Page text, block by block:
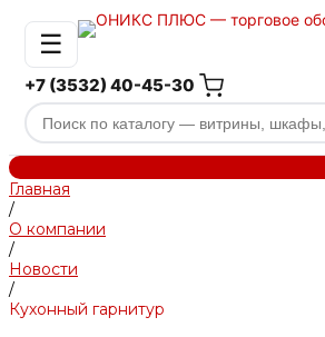
☰
+7 (3532) 40-45-30
Главная
/
О компании
/
Новости
/
Кухонный гарнитур